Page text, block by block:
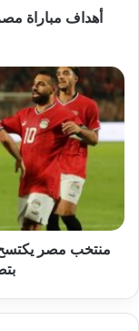
أهداف مباراة
منتخب مصر يكتسح